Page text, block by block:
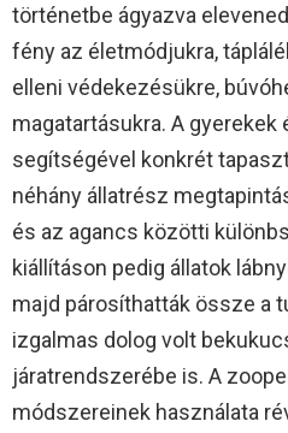
történetbe ágyazva
fény az életmódjukra,
elleni védekezésükre,
magatartásukra. A gyerekek
segítségével konkrét
néhány állatrész
és az agancs közötti
kiállításon pedig állatok
majd párosíthatták össze a
izgalmas dolog volt
járatrendszerébe is. A
módszereinek használata